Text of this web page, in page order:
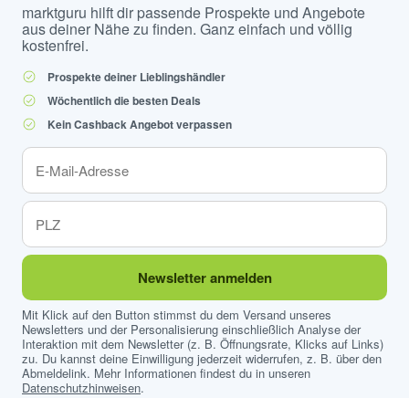
marktguru hilft dir passende Prospekte und Angebote
aus deiner Nähe zu finden. Ganz einfach und völlig
kostenfrei.
Prospekte deiner Lieblingshändler
Wöchentlich die besten Deals
Kein Cashback Angebot verpassen
Newsletter anmelden
Mit Klick auf den Button stimmst du dem Versand unseres
Newsletters und der Personalisierung einschließlich Analyse der
Interaktion mit dem Newsletter (z. B. Öffnungsrate, Klicks auf Links)
zu. Du kannst deine Einwilligung jederzeit widerrufen, z. B. über den
Abmeldelink. Mehr Informationen findest du in unseren
Datenschutzhinweisen.